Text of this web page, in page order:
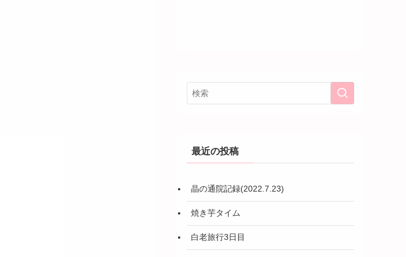
最近の投稿
晶の通院記録(2022.7.23)
焼き芋タイム
白老旅行3日目